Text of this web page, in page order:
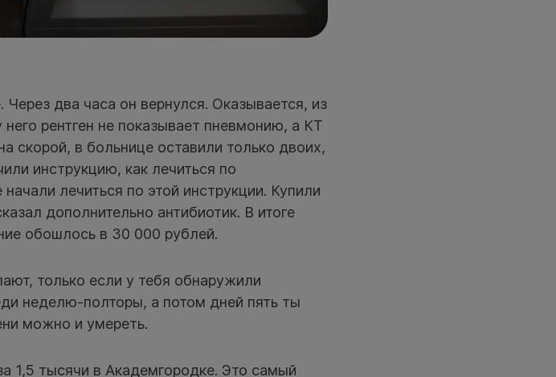
два часа он вернулся. Оказывается, из
него рентген не показывает пневмонию, а КТ
скорой, в больнице оставили только двоих,
инструкцию, как лечиться по
лечиться по этой инструкции. Купили
дополнительно антибиотик. В итоге
обошлось в 30 000 рублей.
только если у тебя обнаружили
неделю-полторы, а потом дней пять ты
можно и умереть.
1,5 тысячи в Академгородке. Это самый